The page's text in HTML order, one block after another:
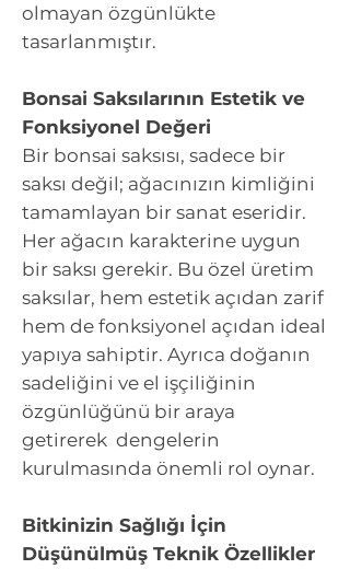
olmayan özgünlükte
tasarlanmıştır.
Bonsai Saksılarının Estetik ve
Fonksiyonel Değeri
Bir bonsai saksısı, sadece bir
saksı değil; ağacınızın kimliğini
tamamlayan bir sanat eseridir.
Her ağacın karakterine uygun
bir saksı gerekir. Bu özel üretim
saksılar, hem estetik açıdan zarif
hem de fonksiyonel açıdan ideal
yapıya sahiptir. Ayrıca doğanın
sadeliğini ve el işçiliğinin
özgünlüğünü bir araya
getirerek dengelerin
kurulmasında önemli rol oynar.
Bitkinizin Sağlığı İçin
Düşünülmüş Teknik Özellikler